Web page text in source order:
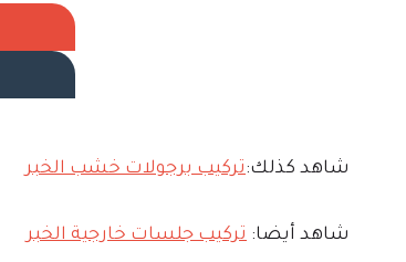
شاهد كذلك:تركيب برجولات خشب الخبر
شاهد أيضا: تركيب جلسات خارجية الخبر